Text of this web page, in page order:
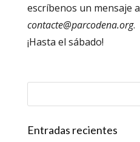
escríbenos un mensaje a
contacte@parcodena.org.
¡Hasta el sábado!
Entradas recientes